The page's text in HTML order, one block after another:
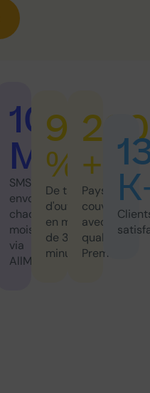
10
M+
SMS
envoyés
chaque
mois
via
AllMySMS
95
%
De taux
d'ouverture
en moins
de 3
minutes
220
+
Pays
couverts
avec
qualité
Premium